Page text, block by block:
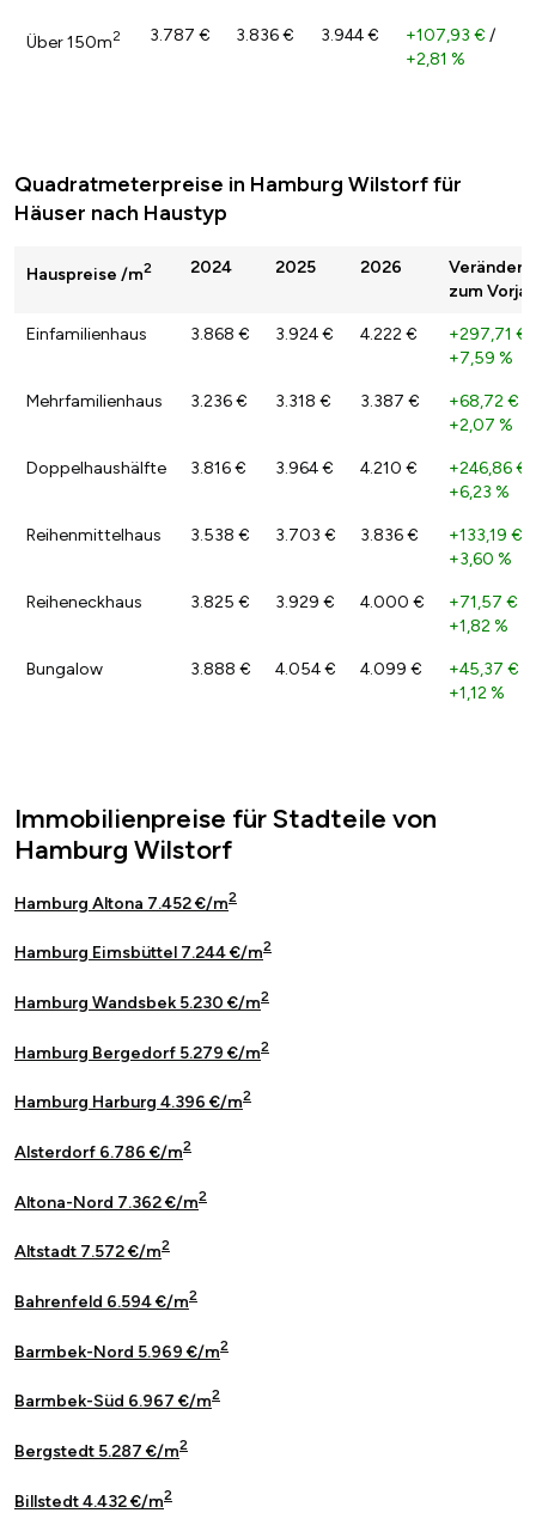
Über 150m2 3.787 € 3.836 € 3.944 € +107,93 € /
+2,81 %
Quadratmeterpreise in Hamburg Wilstorf für
Häuser nach Haustyp
Hauspreise /m2 2024 2025 2026
zum
Einfamilienhaus 3.868 € 3.924 € 4.222 € +297,71 €
+7,59 %
Mehrfamilienhaus 3.236 € 3.318 € 3.387 € +68,72 €
+2,07 %
Doppelhaushälfte 3.816 € 3.964 € 4.210 € +246,86 €
+6,23 %
Reihenmittelhaus 3.538 € 3.703 € 3.836 € +133,19 €
+3,60 %
Reiheneckhaus 3.825 € 3.929 € 4.000 € +71,57 €
+1,82 %
Bungalow 3.888 € 4.054 € 4.099 € +45,37 €
+1,12 %
Immobilienpreise für Stadteile von
Hamburg Wilstorf
Hamburg Altona 7.452 €/m2
Hamburg Eimsbüttel 7.244 €/m2
Hamburg Wandsbek 5.230 €/m2
Hamburg Bergedorf 5.279 €/m2
Hamburg Harburg 4.396 €/m2
Alsterdorf 6.786 €/m2
Altona-Nord 7.362 €/m2
Altstadt 7.572 €/m2
Bahrenfeld 6.594 €/m2
Barmbek-Nord 5.969 €/m2
Barmbek-Süd 6.967 €/m2
Bergstedt 5.287 €/m2
Billstedt 4.432 €/m2